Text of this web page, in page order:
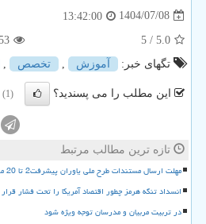
1404/07/08
13:42:00
5.0
/ 5
تگهای خبر:
آموزش , تخصص ,
این مطلب را می پسندید؟ (1)
تازه ترین مطالب مرتبط
مهلت ارسال مستندات طرح ملی یاوران پیشرفت2 تا 20 مرداد تمدید گردید
انسداد تنگه هرمز چطور اقتصاد آمریکا را تحت فشار
در تربیت مربیان و مدرسان توجه ویژه شود